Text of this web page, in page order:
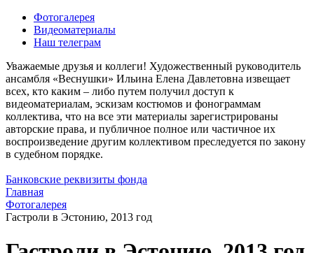
Фотогалерея
Видеоматериалы
Наш телеграм
Уважаемые друзья и коллеги! Художественный руководитель
ансамбля «Веснушки» Ильина Елена Давлетовна извещает
всех, кто каким – либо путем получил доступ к
видеоматериалам, эскизам костюмов и фонограммам
коллектива, что на все эти материалы зарегистрированы
авторские права, и публичное полное или частичное их
воспроизведение другим коллективом преследуется по закону
в судебном порядке.
Банковские реквизиты фонда
Главная
Фотогалерея
Гастроли в Эстонию, 2013 год